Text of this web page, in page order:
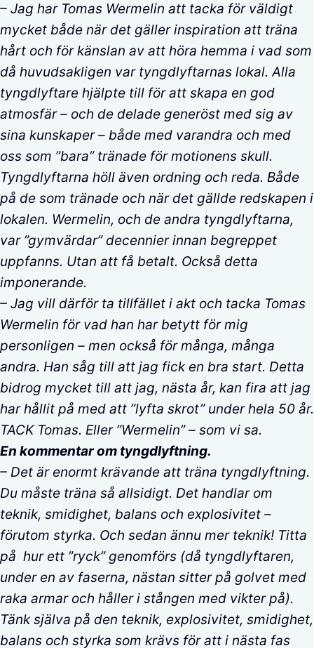
– Jag har Tomas Wermelin att tacka för väldigt
mycket både när det gäller inspiration att träna
hårt och för känslan av att höra hemma i vad som
då huvudsakligen var tyngdlyftarnas lokal. Alla
tyngdlyftare hjälpte till för att skapa en god
atmosfär – och de delade generöst med sig av
sina kunskaper – både med varandra och med
oss som ”bara” tränade för motionens skull.
Tyngdlyftarna höll även ordning och reda. Både
på de som tränade och när det gällde redskapen i
lokalen. Wermelin, och de andra tyngdlyftarna,
var ”gymvärdar” decennier innan begreppet
uppfanns. Utan att få betalt. Också detta
imponerande.
– Jag vill därför ta tillfället i akt och tacka Tomas
Wermelin för vad han har betytt för mig
personligen – men också för många, många
andra. Han såg till att jag fick en bra start. Detta
bidrog mycket till att jag, nästa år, kan fira att jag
har hållit på med att ”lyfta skrot” under hela 50 år.
TACK Tomas. Eller ”Wermelin” – som vi sa.
En kommentar om tyngdlyftning.
– Det är enormt krävande att träna tyngdlyftning.
Du måste träna så allsidigt. Det handlar om
teknik, smidighet, balans och explosivitet –
förutom styrka. Och sedan ännu mer teknik! Titta
på hur ett ”ryck” genomförs (då tyngdlyftaren,
under en av faserna, nästan sitter på golvet med
raka armar och håller i stången med vikter på).
Tänk själva på den teknik, explosivitet, smidighet,
balans och styrka som krävs för att i nästa fas